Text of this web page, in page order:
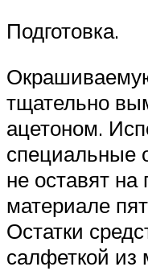
Подготовка.
тщательно
ацетоном.
специальные
не оставят на
материале
Остатки
салфеткой